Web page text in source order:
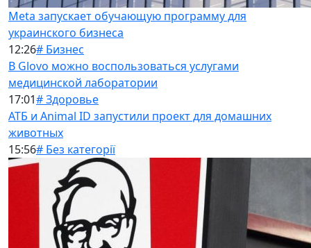
Meta запускает обучающую программу для
украинского бизнеса
12:26# Бизнес
В Glovo можно воспользоваться услугами
медицинской лаборатории
17:01# Здоровье
АТБ и Animal ID запустили проект для домашних
животных
15:56# Без категорії